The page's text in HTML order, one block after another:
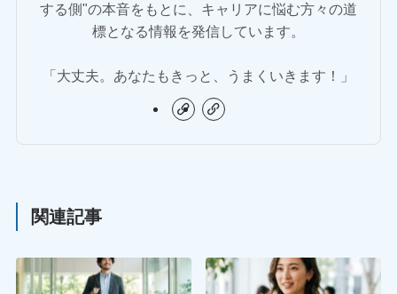
する側"の本音をもとに、キャリアに悩む方々の道
標となる情報を発信しています。
「大丈夫。あなたもきっと、うまくいきます！」
関連記事